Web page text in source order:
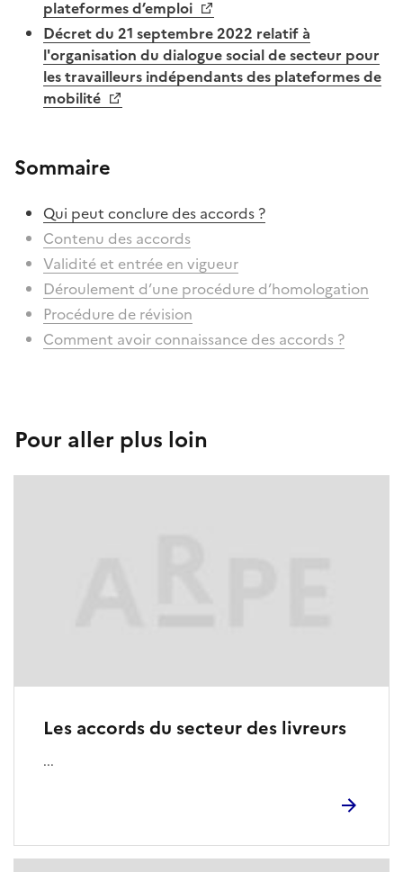
plateformes d’emploi
Décret du 21 septembre 2022 relatif à
l'organisation du dialogue social de secteur pour
les travailleurs indépendants des plateformes de
mobilité
Sommaire
Qui peut conclure des accords ?
Contenu des accords
Validité et entrée en vigueur
Déroulement d’une procédure d’homologation
Procédure de révision
Comment avoir connaissance des accords ?
Pour aller plus loin
Les accords du secteur des livreurs
...